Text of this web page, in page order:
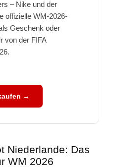
– Nike und der
offizielle WM-2026-
Geschenk oder
von der FIFA
→
Niederlande: Das
WM 2026